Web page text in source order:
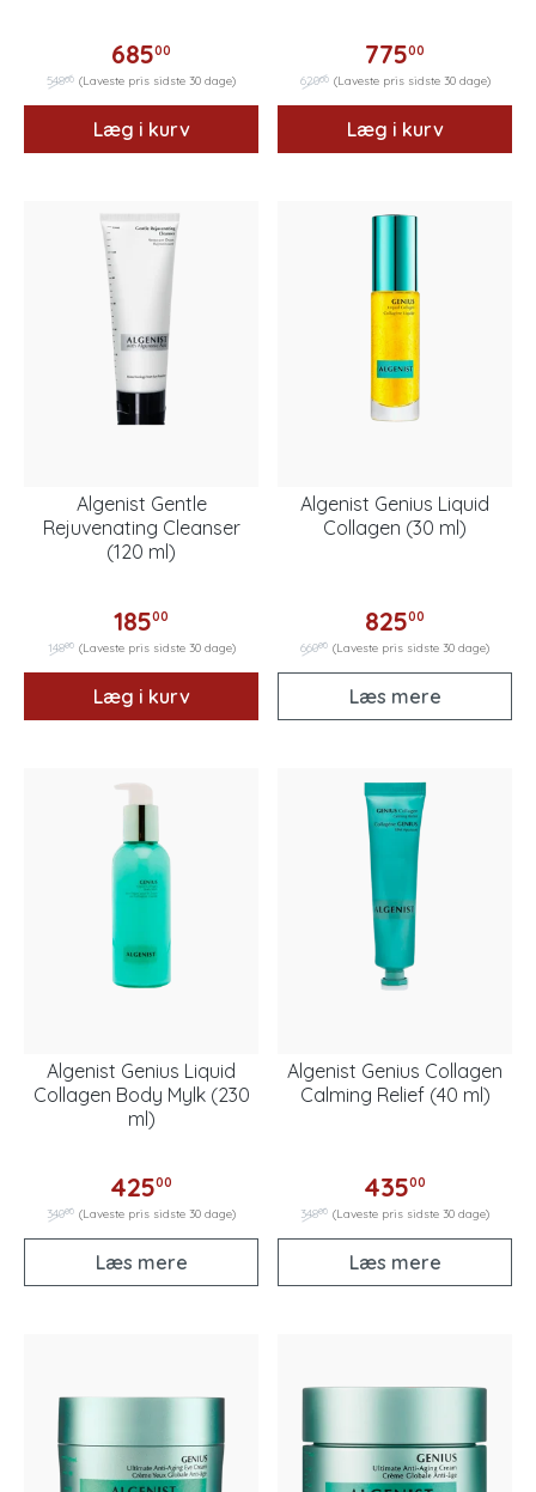
68500
54800 (Laveste pris sidste 30 dage)
Læg i kurv
77500
62000 (Laveste pris sidste 30 dage)
Læg i kurv
Algenist Gentle
Rejuvenating Cleanser
(120 ml)
18500
14800 (Laveste pris sidste 30 dage)
Læg i kurv
Algenist Genius Liquid
Collagen (30 ml)
82500
66000 (Laveste pris sidste 30 dage)
Læs mere
Algenist Genius Liquid
Collagen Body Mylk (230
ml)
42500
34000 (Laveste pris sidste 30 dage)
Læs mere
Algenist Genius Collagen
Calming Relief (40 ml)
43500
34800 (Laveste pris sidste 30 dage)
Læs mere